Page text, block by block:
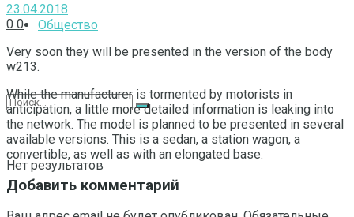
Общество
Нет результатов
23.04.2018
0 0
Very soon they will be presented in the version of the body
w213.
While the manufacturer is tormented by motorists in
anticipation, a little more detailed information is leaking into
the network. The model is planned to be presented in several
available versions. This is a sedan, a station wagon, a
convertible, as well as with an elongated base.
Добавить комментарий